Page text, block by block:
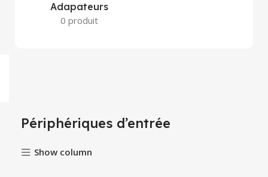
Adapateurs
0 produit
Périphériques d’entrée
Show column